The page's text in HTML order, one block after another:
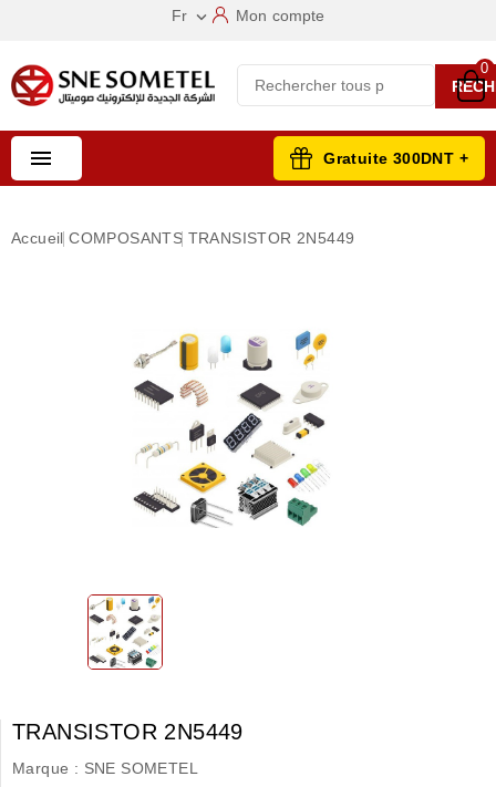
Fr  Mon compte
0
 Gratuite 300DNT +
Accueil COMPOSANTS TRANSISTOR 2N5449
TRANSISTOR 2N5449
Marque : SNE SOMETEL